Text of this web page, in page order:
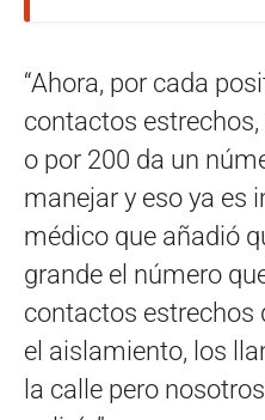
“Ahora, por cada
contactos
o por 200 da un
manejar y eso ya es
médico que añadió
grande el número
contactos estrechos
el aislamiento, los
la calle pero